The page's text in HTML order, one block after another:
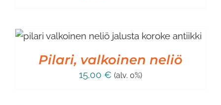
Pilari, valkoinen neliö
15,00 € (alv. 0%)